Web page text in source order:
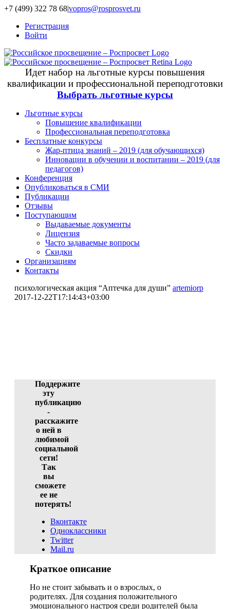
+7 (499) 322 78 68|vopros@rosprosvet.ru
Регистрация
Войти
Идет набор на льготные курсы повышения
квалификации и профессиональной переподготовки
Выбрать льготные курсы
Льготные курсы
Повышение квалификации
Профессиональная переподготовка
Бесплатные конкурсы
Жар-птица знаний – 2019 (для обучающихся)
Инновации в обучении и воспитании – 2019 (для
педагогов)
Конференция
Опубликоваться в СМИ
Публикации
Отзывы
Поступающим
Выдаваемые документы
Лицензия
Часто задаваемые вопросы
Скидки
Организациям
Контакты
психологическая акция “Аптечка для души” artemiorp
2017-12-22T17:14:43+03:00
Поддержите
эту
публикацию
-
расскажите
о ней в
любимой
социальной
сети!
Так
вы
сможете
ее не
потерять!
Вконтакте
Одноклассники
Twitter
Mail.ru
Краткое описание
Но не стоит забывать и о взрослых, о
родителях. Для создания положительного
эмоционального настроя среди родителей была